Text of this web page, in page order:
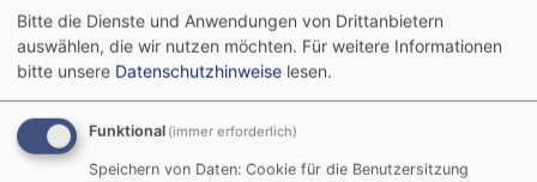
Kirchenflyer St. Peter und Paul in Mantel
1.86 MB
Bitte die Dienste und Anwendungen von Drittanbietern
auswählen, die wir nutzen möchten. Für weitere Informationen
bitte unsere Datenschutzhinweise lesen.
Funktional (immer erforderlich)
Speichern von Daten: Cookie für die Benutzersitzung